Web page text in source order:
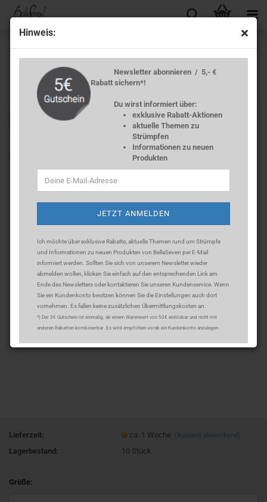
Hin­weis:
Newsletter abonnieren / 5,- €
Rabatt sichern*!
Du wirst informiert über:
exklusive Rabatt-Aktionen
aktuelle Themen zu
Strümpfen
Informationen zu neuen
Produkten
Ich möchte über exklusive Rabatte, aktuelle Themen rund um Strümpfe
und Informationen zu neuen Produkten von BellaSeven per E-Mail
informiert werden. Sollten Sie sich von unserem Newsletter wieder
abmelden wollen, klicken Sie einfach auf den entsprechenden Link am
Ende des Newsletters oder kontaktieren Sie unseren Kundenservice. Wenn
Sie ein Kundenkonto besitzen können Sie die Einstellungen auch dort
vornehmen. Es fallen keine zusätzlichen Übermittlungskosten an.
*) Der 5€ Gutschein ist einmalig, ab einem Warenwert von 50€ einlösbar und nicht mit
anderen Rabatten kombinierbar. Es wird empfohlen vorab ein Kundenkonto anzulegen.
Letzter »
Leg­ging 40 DEN Mi­cro­fa­ser - Pol­ka­Dots -​Gelb-
Lieferzeit: ca. 1 Woche (Ausland abweichend)
Lagerbestand: 10 Stück
Größe: